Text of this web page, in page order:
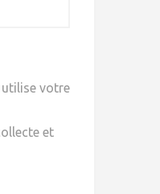
utilise votre
et